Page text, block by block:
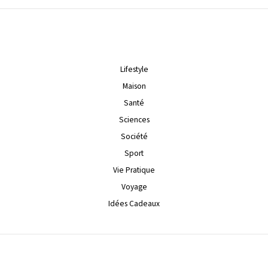
Lifestyle
Maison
Santé
Sciences
Société
Sport
Vie Pratique
Voyage
Idées Cadeaux